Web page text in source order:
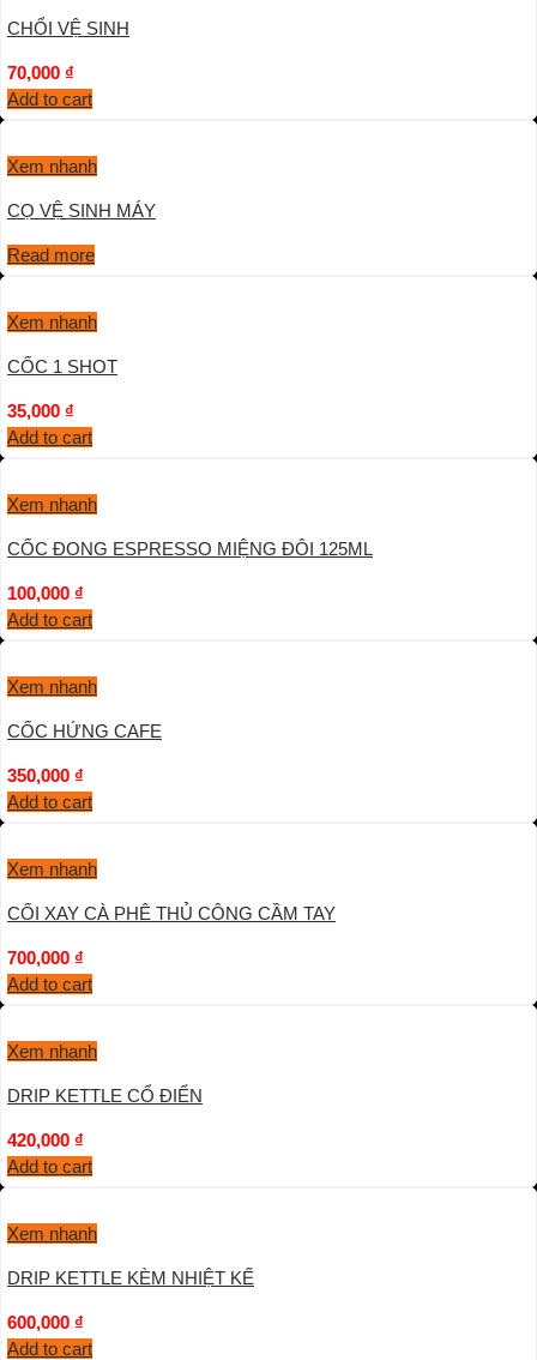
CHỔI VỆ SINH
70,000 ₫
Add to cart
Xem nhanh
CỌ VỆ SINH MÁY
Read more
Xem nhanh
CỐC 1 SHOT
35,000 ₫
Add to cart
Xem nhanh
CỐC ĐONG ESPRESSO MIỆNG ĐÔI 125ML
100,000 ₫
Add to cart
Xem nhanh
CỐC HỨNG CAFE
350,000 ₫
Add to cart
Xem nhanh
CỐI XAY CÀ PHÊ THỦ CÔNG CẦM TAY
700,000 ₫
Add to cart
Xem nhanh
DRIP KETTLE CỔ ĐIỂN
420,000 ₫
Add to cart
Xem nhanh
DRIP KETTLE KÈM NHIỆT KẾ
600,000 ₫
Add to cart